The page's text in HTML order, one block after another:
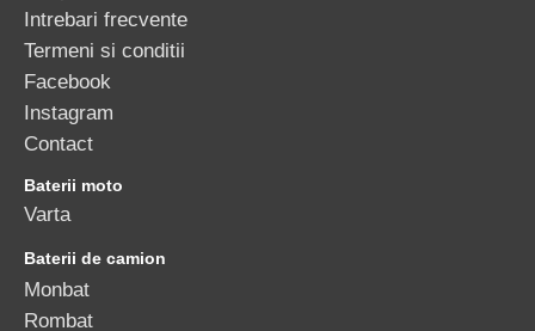
Intrebari frecvente
Termeni si conditii
Facebook
Instagram
Contact
Baterii moto
Varta
Baterii de camion
Monbat
Rombat